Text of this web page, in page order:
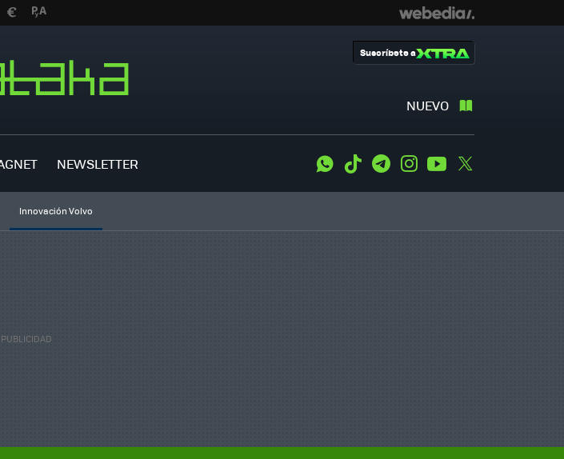
NUEVO
Suscríbete a
NEWSLETTER WhatsApp
Tiktok TelegramInstagramYoutube
Innovación Volvo